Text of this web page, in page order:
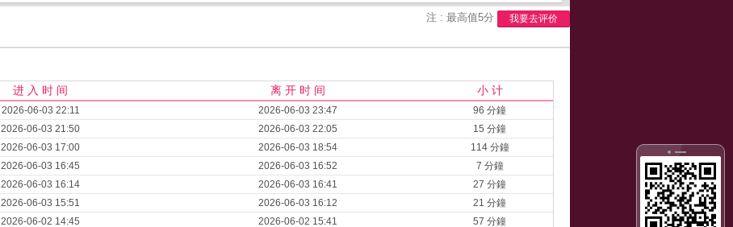
注 : 最高值5分 我要去评价
进 入 时 间 离 开 时 间 小 计
2026-06-03 22:11 2026-06-03 23:47
96 分鐘
2026-06-03 21:50 2026-06-03 22:05
15 分鐘
2026-06-03 17:00 2026-06-03 18:54
114 分鐘
2026-06-03 16:45 2026-06-03 16:52
7 分鐘
2026-06-03 16:14 2026-06-03 16:41
27 分鐘
2026-06-03 15:51 2026-06-03 16:12
21 分鐘
2026-06-02 14:45 2026-06-02 15:41 57 分鐘